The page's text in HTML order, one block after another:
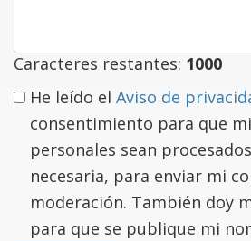
Caracteres restantes: 1000
He leído el Aviso de
consentimiento para que
personales sean
necesaria, para enviar mi
moderación. También doy
para que se publique mi